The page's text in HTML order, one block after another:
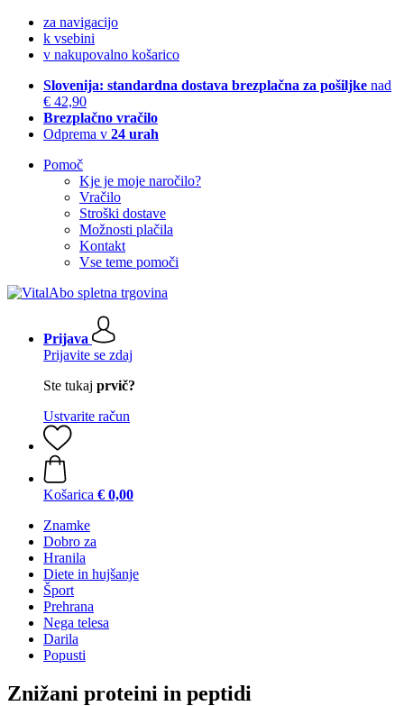
za navigacijo
k vsebini
v nakupovalno košarico
Slovenija: standardna dostava brezplačna za pošiljke nad
€ 42,90
Brezplačno vračilo
Odprema v 24 urah
Pomoč
Kje je moje naročilo?
Vračilo
Stroški dostave
Možnosti plačila
Kontakt
Vse teme pomoči
Prijava
Prijavite se zdaj
Ste tukaj prvič?
Ustvarite račun
Košarica € 0,00
Znamke
Dobro za
Hranila
Diete in hujšanje
Šport
Prehrana
Nega telesa
Darila
Popusti
Znižani proteini in peptidi